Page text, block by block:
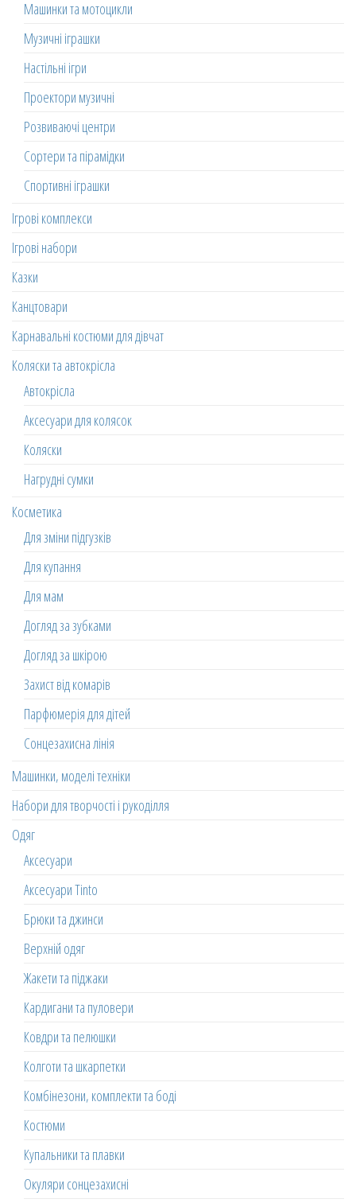
Машинки та мотоцикли
Музичні іграшки
Настільні ігри
Проектори музичні
Розвиваючі центри
Сортери та пірамідки
Спортивні іграшки
Ігрові комплекси
Ігрові набори
Казки
Канцтовари
Карнавальні костюми для дівчат
Коляски та автокрісла
Автокрісла
Аксесуари для колясок
Коляски
Нагрудні сумки
Косметика
Для зміни підгузків
Для купання
Для мам
Догляд за зубками
Догляд за шкірою
Захист від комарів
Парфюмерія для дітей
Сонцезахисна лінія
Машинки, моделі техніки
Набори для творчості і рукоділля
Одяг
Аксесуари
Аксесуари Tinto
Брюки та джинси
Верхній одяг
Жакети та піджаки
Кардигани та пуловери
Ковдри та пелюшки
Колготи та шкарпетки
Комбінезони, комплекти та боді
Костюми
Купальники та плавки
Окуляри сонцезахисні